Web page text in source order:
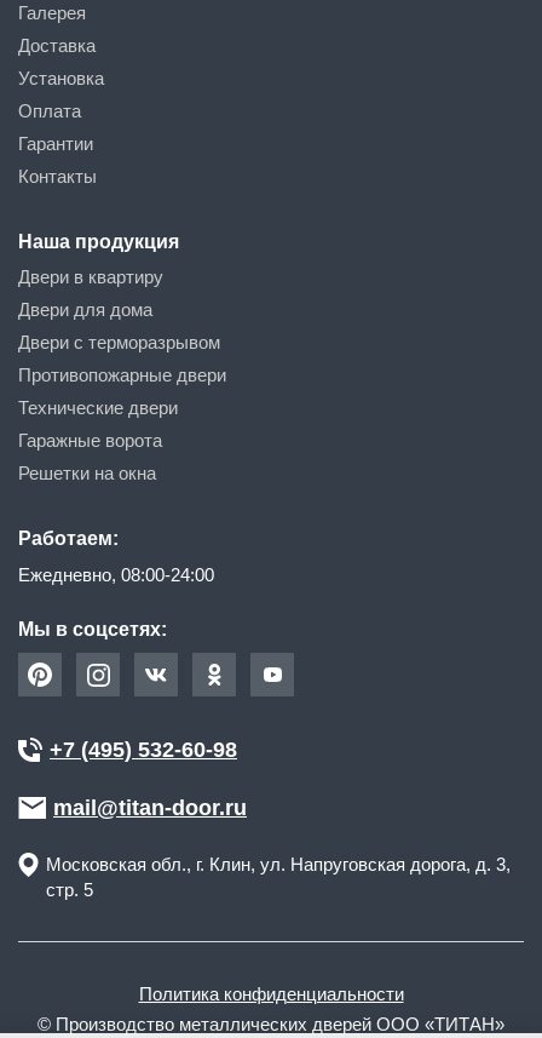
Галерея
Доставка
Установка
Оплата
Гарантии
Контакты
Наша продукция
Двери в квартиру
Двери для дома
Двери с терморазрывом
Противопожарные двери
Технические двери
Гаражные ворота
Решетки на окна
Работаем:
Ежедневно, 08:00-24:00
Мы в соцсетях:
+7 (495) 532-60-98
mail@titan-door.ru
Московская обл., г. Клин, ул. Напруговская дорога, д. 3,
стр. 5
Политика конфиденциальности
© Производство металлических дверей ООО «ТИТАН»